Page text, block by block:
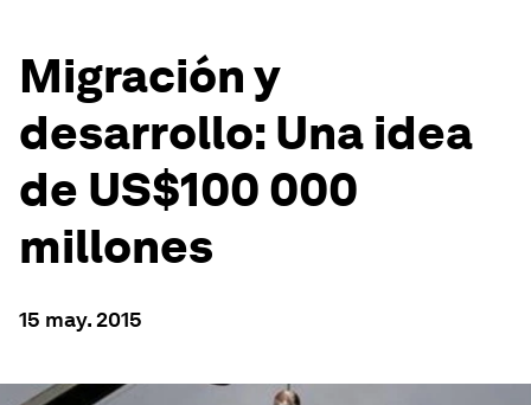
Migración y
desarrollo: Una idea
de US$100 000
millones
15 may. 2015